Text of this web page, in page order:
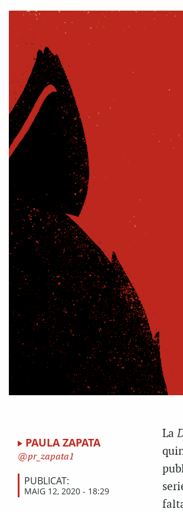
PAULA ZAPATA
pr_zapata1
PUBLICAT:
MAIG 12, 2020 - 18:29
La